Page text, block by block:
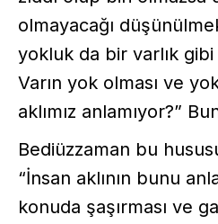
olmayacağı
yokluk da bir varlık
Varın yok olması ve
aklımız anlamıyor?”
Bediüzzaman bu
“İnsan aklının bunu
konuda şaşırması ve